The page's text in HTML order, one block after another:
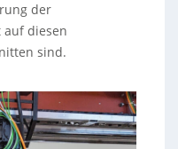
der
auf diesen
sind.